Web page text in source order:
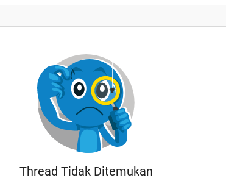
Thread Tidak Ditemukan